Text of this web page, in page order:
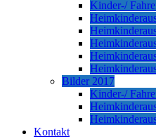
Kinder-/
Bilder 2017
Kinder-/
Kontakt